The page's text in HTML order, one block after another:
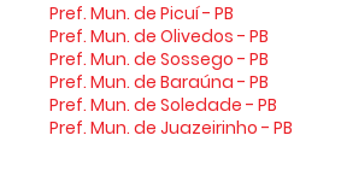
Pref. Mun. de Picuí - PB
Pref. Mun. de Olivedos - PB
Pref. Mun. de Sossego - PB
Pref. Mun. de Baraúna - PB
Pref. Mun. de Soledade - PB
Pref. Mun. de Juazeirinho - PB